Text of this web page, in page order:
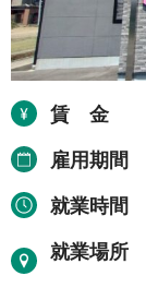
賃金
雇用期間
就業時間
就業場所